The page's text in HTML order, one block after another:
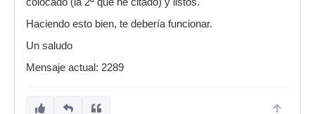
Haciendo esto bien, te debería funcionar.
Un saludo
Mensaje actual: 2289